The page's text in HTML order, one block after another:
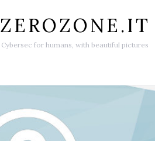
ZEROZONE.IT
Cybersec for humans, with beautiful pictures